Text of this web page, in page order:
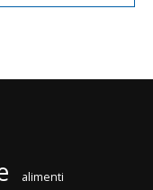
alimenti